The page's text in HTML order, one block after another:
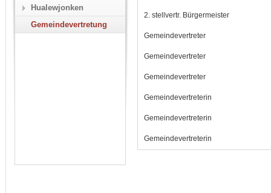
2. stellvertr. Bürgermeister
Gemeindevertreter
Gemeindevertreter
Gemeindevertreter
Gemeindevertreterin
Gemeindevertreterin
Gemeindevertreterin
Hualewjonken
Gemeindevertretung